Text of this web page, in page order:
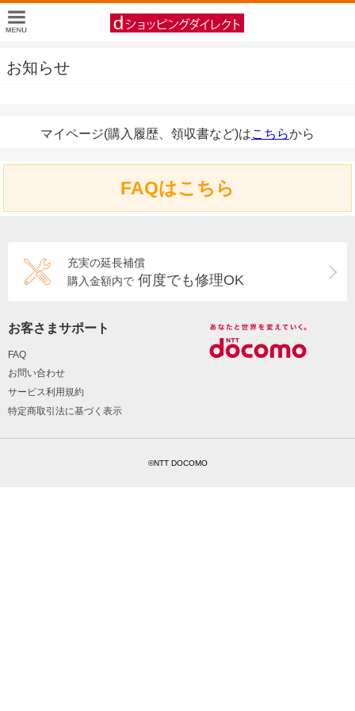
お知らせ
マイページ(購入履歴、領収書など)はこちらから
FAQはこちら
充実の延長補償
購入金額内で 何度でも修理OK
お客さまサポート
FAQ
お問い合わせ
サービス利用規約
特定商取引法に基づく表示
©NTT DOCOMO